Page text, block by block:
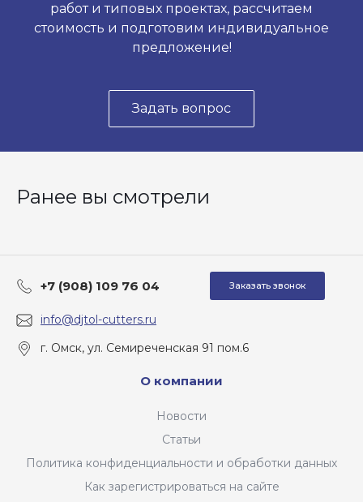
работ и типовых проектах, рассчитаем
стоимость и подготовим индивидуальное
предложение!
Задать вопрос
Ранее вы смотрели
+7 (908) 109 76 04 Заказать звонок
info@djtol-cutters.ru
г. Омск, ул. Семиреченская 91 пом.6
О компании
Новости
Статьи
Политика конфиденциальности и обработки данных
Как зарегистрироваться на сайте